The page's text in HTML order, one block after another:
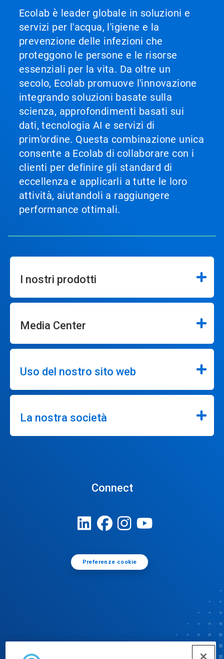
Ecolab è leader globale in soluzioni e
servizi per l'acqua, l'igiene e la
prevenzione delle infezioni che
proteggono le persone e le risorse
essenziali per la vita. Da oltre un
secolo, Ecolab promuove l'innovazione
integrando soluzioni basate sulla
scienza, approfondimenti basati sui
dati, tecnologia AI e servizi di
prim'ordine. Questa combinazione unica
consente a Ecolab di collaborare con i
clienti per definire gli standard di
eccellenza e applicarli a tutte le loro
attività, aiutandoli a raggiungere
performance ottimali.
I nostri prodotti
Media Center
Uso del nostro sito web
La nostra società
Connect
Preferenze cookie